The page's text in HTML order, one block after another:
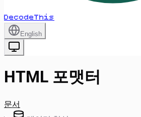
DecodeThis
English
HTML 포맷터
문서